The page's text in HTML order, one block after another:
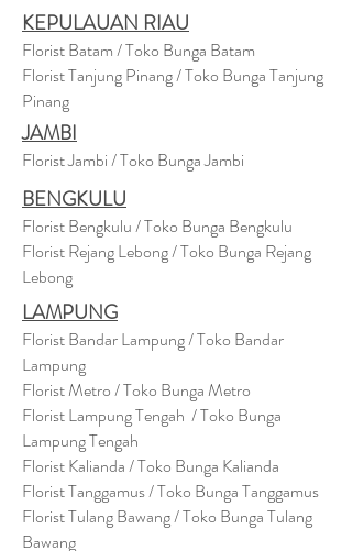
KEPULAUAN RIAU
Florist Batam / Toko Bunga Batam
Florist Tanjung Pinang / Toko Bunga Tanjung
Pinang
JAMBI
Florist Jambi / Toko Bunga Jambi
BENGKULU
Florist Bengkulu / Toko Bunga Bengkulu
Florist Rejang Lebong / Toko Bunga Rejang
Lebong
LAMPUNG
Florist Bandar Lampung / Toko Bandar
Lampung
Florist Metro / Toko Bunga Metro
Florist Lampung Tengah / Toko Bunga
Lampung Tengah
Florist Kalianda / Toko Bunga Kalianda
Florist Tanggamus / Toko Bunga Tanggamus
Florist Tulang Bawang / Toko Bunga Tulang
Bawang